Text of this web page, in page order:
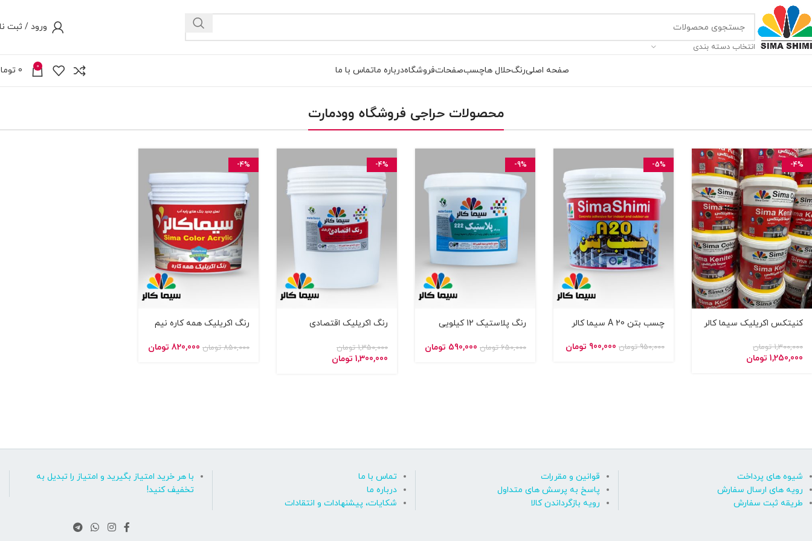
انتخاب دسته بندی
ورود / ثبت
صفحه اصلیرنگحلال هاچسبصفحاتفروشگاهدرباره ماتماس با ما 0
0
محصولات حراجی فروشگاه وودمارت
-4%
کنیتکس اکریلیک سیما کالر
1,300,000 تومان
1,250,000 تومان
-5%
چسب بتن A 20 سیما کالر
950,000 تومان 900,000 تومان
-9%
رنگ پلاستیک 12 کیلویی
650,000 تومان 590,000 تومان
-4%
رنگ اکریلیک اقتصادی
1,350,000 تومان
1,300,000 تومان
-4%
رنگ اکریلیک همه کاره نیم
850,000 تومان 820,000 تومان
با هر خرید امتیاز بگیرید و امتیاز را تبدیل به
تخفیف کنید!
تماس با ما
درباره ما
شکایات، پیشنهادات و انتقادات
قوانین و مقررات
پاسخ به پرسش های متداول
رویه بازگرداندن کالا
شیوه های پرداخت
رویه های ارسال سفارش
طریقه ثبت سفارش